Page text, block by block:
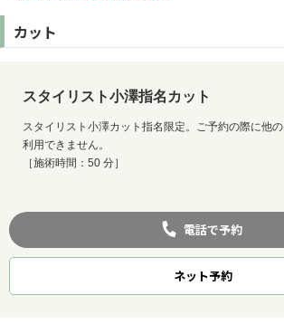
カット
スタイリスト小澤指名カット
スタイリスト小澤カット指名限定。ご予約の際に他
利用できません。
［施術時間：50 分］
電話で予約
ネット予約